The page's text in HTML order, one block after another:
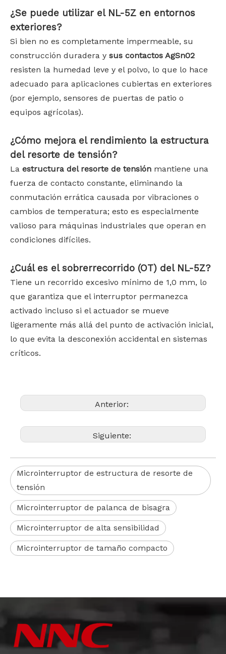
¿Se puede utilizar el NL-5Z en entornos
exteriores?
Si bien no es completamente impermeable, su
construcción duradera y sus contactos AgSn02
resisten la humedad leve y el polvo, lo que lo hace
adecuado para aplicaciones cubiertas en exteriores
(por ejemplo, sensores de puertas de patio o
equipos agrícolas).
¿Cómo mejora el rendimiento la estructura
del resorte de tensión?
La estructura del resorte de tensión mantiene una
fuerza de contacto constante, eliminando la
conmutación errática causada por vibraciones o
cambios de temperatura; esto es especialmente
valioso para máquinas industriales que operan en
condiciones difíciles.
¿Cuál es el sobrerrecorrido (OT) del NL-5Z?
Tiene un recorrido excesivo mínimo de 1,0 mm, lo
que garantiza que el interruptor permanezca
activado incluso si el actuador se mueve
ligeramente más allá del punto de activación inicial,
lo que evita la desconexión accidental en sistemas
críticos.
Anterior:
Siguiente:
Microinterruptor de estructura de resorte de
tensión
Microinterruptor de palanca de bisagra
Microinterruptor de alta sensibilidad
Microinterruptor de tamaño compacto